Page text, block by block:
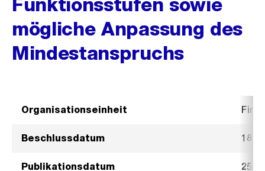
Funktionsstufen sowie
mögliche Anpassung des
Mindestanspruchs
Organisationseinheit
Beschlussdatum 18.
Publikationsdatum 25.